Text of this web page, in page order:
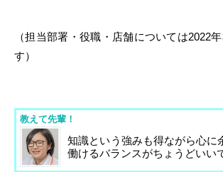
（担当部署・役職・店舗については2022
す）
教えて先輩！
知識という強みも得ながら心に
働けるバランスがちょうどいい